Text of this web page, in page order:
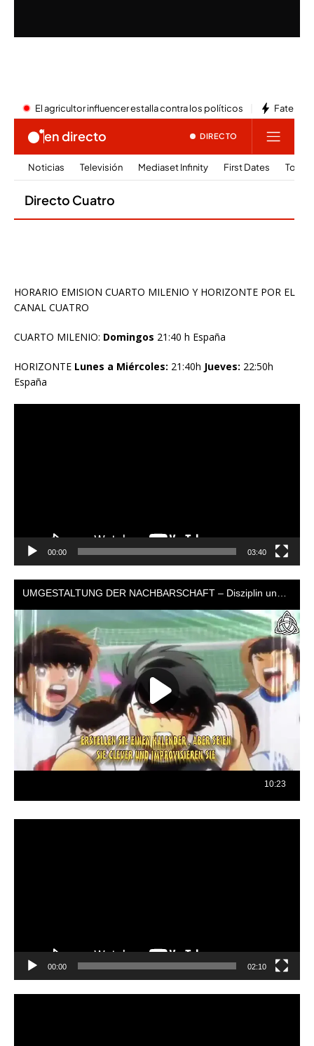
HORARIO EMISION CUARTO MILENIO Y HORIZONTE POR EL
CANAL CUATRO
CUARTO MILENIO: Domingos 21:40 h España
HORIZONTE Lunes a Miércoles: 21:40h Jueves: 22:50h
España
00:00 03:40
00:00 02:10